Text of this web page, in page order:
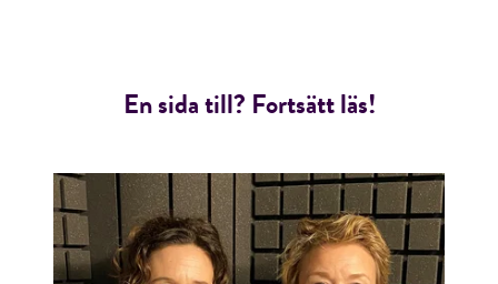
E-post*
Jag accepterar villkoren.
En sida till? Fortsätt läs!